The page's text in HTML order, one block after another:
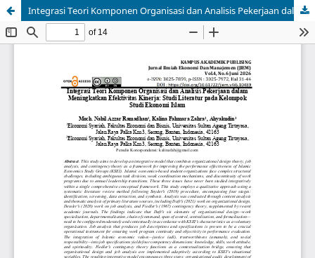
Integrasi Teori Komponen Organisasi dan Analisis Pekerjaan dalam Meningkatkan Efektivitas Kinerja: Studi Literatur pada Kelompok Studi Ekonomi Islam